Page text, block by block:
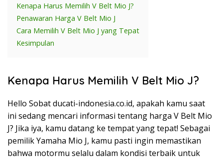
Kenapa Harus Memilih V Belt Mio J?
Penawaran Harga V Belt Mio J
Cara Memilih V Belt Mio J yang Tepat
Kesimpulan
Kenapa Harus Memilih V Belt Mio J?
Hello Sobat ducati-indonesia.co.id, apakah kamu saat
ini sedang mencari informasi tentang harga V Belt Mio
J? Jika iya, kamu datang ke tempat yang tepat! Sebagai
pemilik Yamaha Mio J, kamu pasti ingin memastikan
bahwa motormu selalu dalam kondisi terbaik untuk